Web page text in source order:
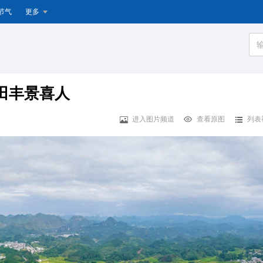
气 更多
丰景喜人
进入图片频道 查看原图 列表